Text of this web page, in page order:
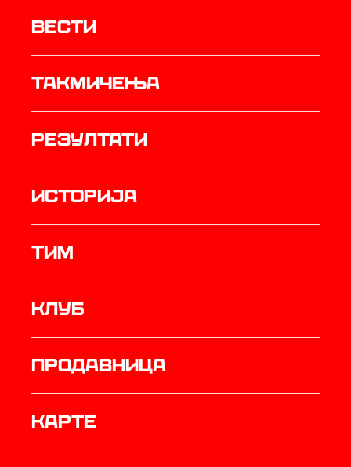
Вести
Такмичења
резултати
историја
ТИМ
Клуб
продавница
Карте